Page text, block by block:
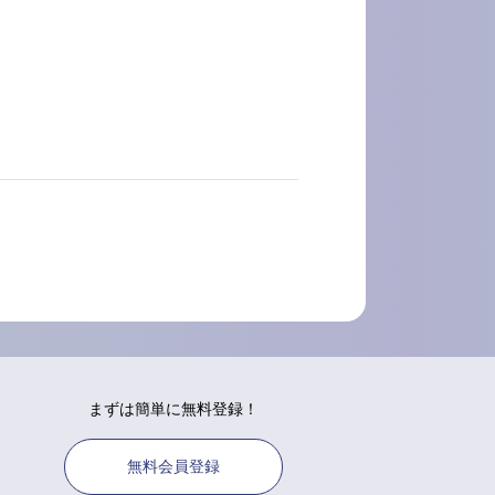
まずは簡単に無料登録！
無料会員登録